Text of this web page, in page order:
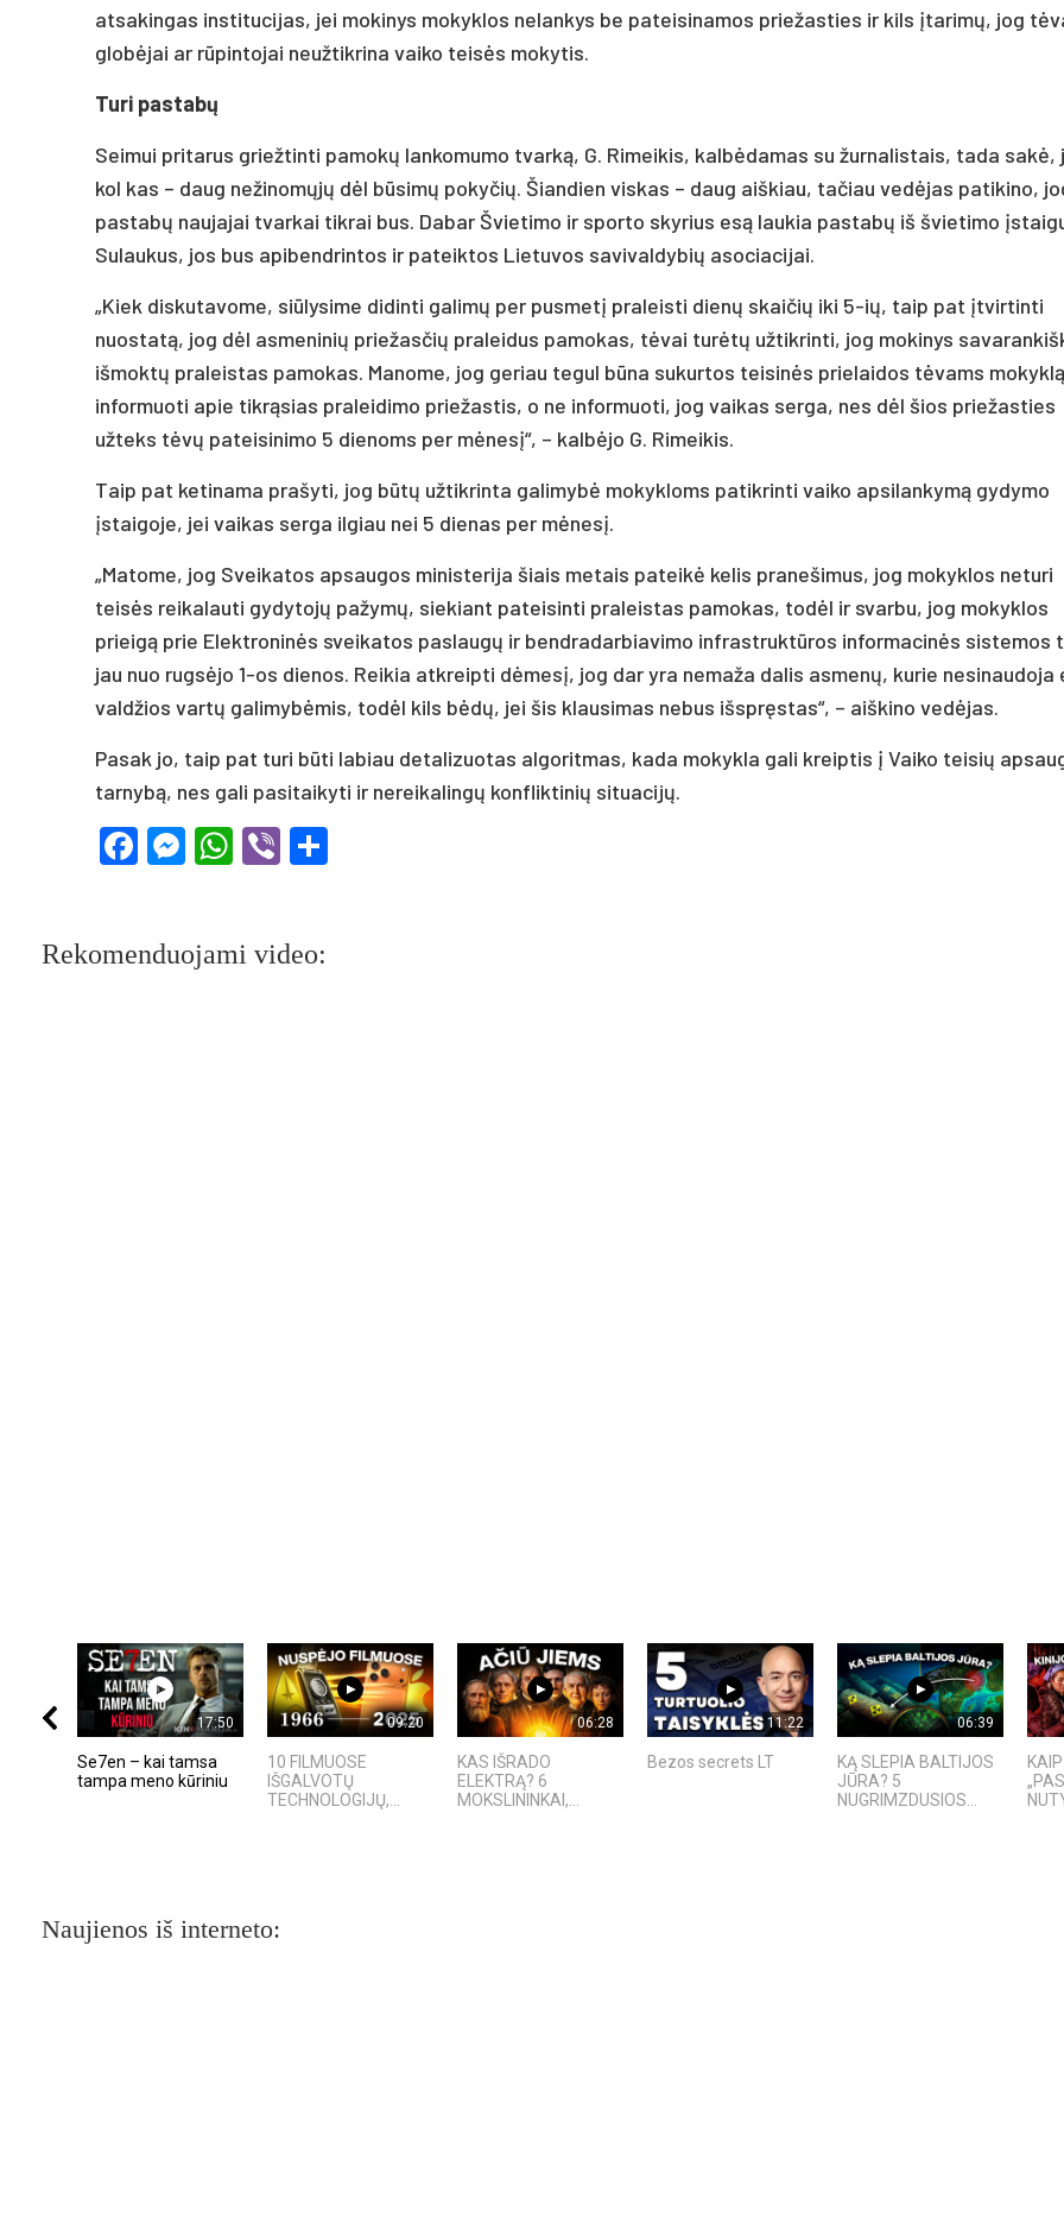
atsakingas institucijas, jei mokinys mokyklos nelankys be pateisinamos priežasties ir kils įtarimų, jog
globėjai ar rūpintojai neužtikrina vaiko teisės mokytis.
Turi pastabų
Seimui pritarus griežtinti pamokų lankomumo tvarką, G. Rimeikis, kalbėdamas su žurnalistais, tada sakė,
kol kas – daug nežinomųjų dėl būsimų pokyčių. Šiandien viskas – daug aiškiau, tačiau vedėjas patikino,
pastabų naujajai tvarkai tikrai bus. Dabar Švietimo ir sporto skyrius esą laukia pastabų iš švietimo
Sulaukus, jos bus apibendrintos ir pateiktos Lietuvos savivaldybių asociacijai.
„Kiek diskutavome, siūlysime didinti galimų per pusmetį praleisti dienų skaičių iki 5-ių, taip pat įtvirtinti
nuostatą, jog dėl asmeninių priežasčių praleidus pamokas, tėvai turėtų užtikrinti, jog mokinys
išmoktų praleistas pamokas. Manome, jog geriau tegul būna sukurtos teisinės prielaidos tėvams mokyklą
informuoti apie tikrąsias praleidimo priežastis, o ne informuoti, jog vaikas serga, nes dėl šios priežasties
užteks tėvų pateisinimo 5 dienoms per mėnesį“, – kalbėjo G. Rimeikis.
Taip pat ketinama prašyti, jog būtų užtikrinta galimybė mokykloms patikrinti vaiko apsilankymą gydymo
įstaigoje, jei vaikas serga ilgiau nei 5 dienas per mėnesį.
„Matome, jog Sveikatos apsaugos ministerija šiais metais pateikė kelis pranešimus, jog mokyklos neturi
teisės reikalauti gydytojų pažymų, siekiant pateisinti praleistas pamokas, todėl ir svarbu, jog mokyklos
prieigą prie Elektroninės sveikatos paslaugų ir bendradarbiavimo infrastruktūros informacinės sistemos
jau nuo rugsėjo 1-os dienos. Reikia atkreipti dėmesį, jog dar yra nemaža dalis asmenų, kurie nesinaudoja
valdžios vartų galimybėmis, todėl kils bėdų, jei šis klausimas nebus išspręstas“, – aiškino vedėjas.
Pasak jo, taip pat turi būti labiau detalizuotas algoritmas, kada mokykla gali kreiptis į Vaiko teisių
tarnybą, nes gali pasitaikyti ir nereikalingų konfliktinių situacijų.
Facebook
Messenger
WhatsApp
Viber
Rekomenduojami video:
17:50
Se7en – kai tamsa
tampa meno kūriniu
09:20
10 FILMUOSE
IŠGALVOTŲ
TECHNOLOGIJŲ,...
06:28
KAS IŠRADO
ELEKTRĄ? 6
MOKSLININKAI,...
11:22
Bezos secrets LT
06:39
KĄ SLEPIA BALTIJOS
JŪRA? 5
NUGRIMZDUSIOS...
Naujienos iš interneto: